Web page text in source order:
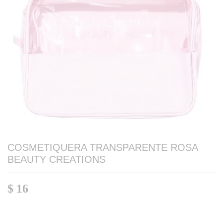
COSMETIQUERA TRANSPARENTE ROSA
BEAUTY CREATIONS
$ 16